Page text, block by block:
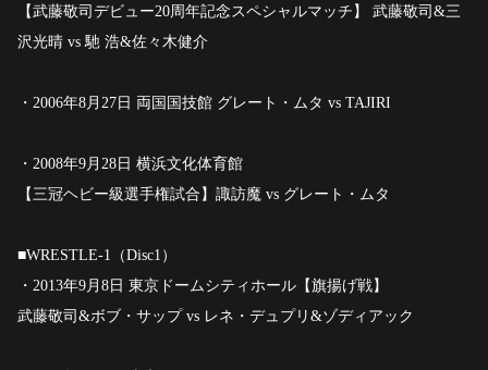
【武藤敬司デビュー20周年記念スペシャルマッチ】 武藤敬司&三
沢光晴 vs 馳 浩&佐々木健介
・2006年8月27日 両国国技館 グレート・ムタ vs TAJIRI
・2008年9月28日 横浜文化体育館
【三冠ヘビー級選手権試合】諏訪魔 vs グレート・ムタ
■WRESTLE-1（Disc1）
・2013年9月8日 東京ドームシティホール【旗揚げ戦】
武藤敬司&ボブ・サップ vs レネ・デュプリ&ゾディアック